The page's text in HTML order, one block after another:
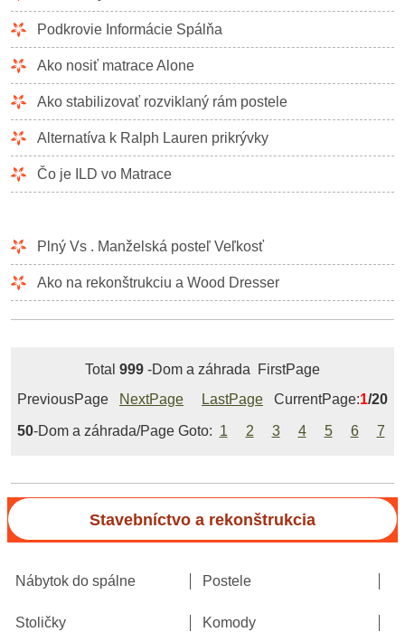
Podkrovie Informácie Spálňa
Ako nosiť matrace Alone
Ako stabilizovať rozviklaný rám postele
Alternatíva k Ralph Lauren prikrývky
Čo je ILD vo Matrace
Plný Vs . Manželská posteľ Veľkosť
Ako na rekonštrukciu a Wood Dresser
Total 999 -Dom a záhrada FirstPage
PreviousPage
NextPage LastPage CurrentPage:1/20
50-Dom a záhrada/Page Goto: 1 2 3 4 5 6 7
Stavebníctvo a rekonštrukcia
Nábytok do spálne Postele
Stoličky Komody